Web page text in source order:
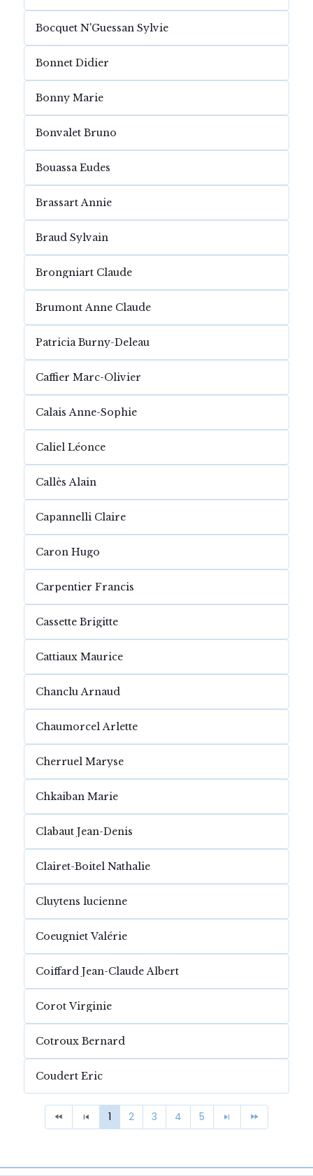
Bocquet N'Guessan Sylvie
Bonnet Didier
Bonny Marie
Bonvalet Bruno
Bouassa Eudes
Brassart Annie
Braud Sylvain
Brongniart Claude
Brumont Anne Claude
Patricia Burny-Deleau
Caffier Marc-Olivier
Calais Anne-Sophie
Caliel Léonce
Callès Alain
Capannelli Claire
Caron Hugo
Carpentier Francis
Cassette Brigitte
Cattiaux Maurice
Chanclu Arnaud
Chaumorcel Arlette
Cherruel Maryse
Chkaiban Marie
Clabaut Jean-Denis
Clairet-Boitel Nathalie
Cluytens lucienne
Coeugniet Valérie
Coiffard Jean-Claude Albert
Corot Virginie
Cotroux Bernard
Coudert Eric
1 2 3 4 5